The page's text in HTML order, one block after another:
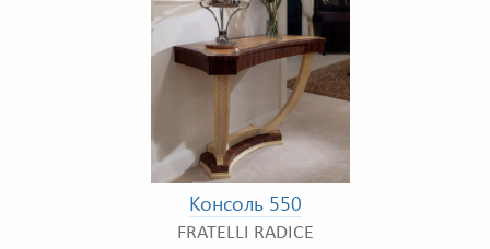
Консоль 550
FRATELLI RADICE